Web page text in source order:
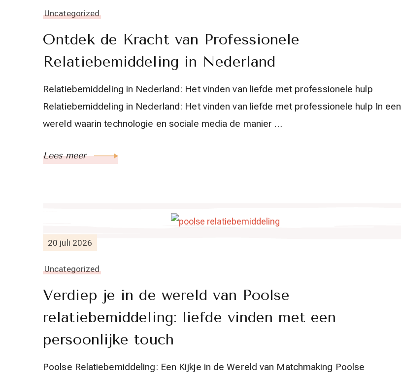
Uncategorized
Ontdek de Kracht van Professionele
Relatiebemiddeling in Nederland
Relatiebemiddeling in Nederland: Het vinden van liefde met professionele hulp
Relatiebemiddeling in Nederland: Het vinden van liefde met professionele hulp In een
wereld waarin technologie en sociale media de manier …
Lees meer
20 juli 2026
Uncategorized
Verdiep je in de wereld van Poolse
relatiebemiddeling: liefde vinden met een
persoonlijke touch
Poolse Relatiebemiddeling: Een Kijkje in de Wereld van Matchmaking Poolse